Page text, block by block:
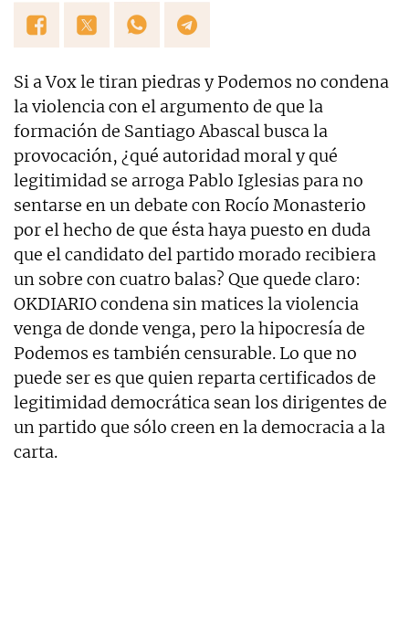
Si a Vox le tiran piedras y Podemos no condena
la violencia con el argumento de que la
formación de Santiago Abascal busca la
provocación, ¿qué autoridad moral y qué
legitimidad se arroga Pablo Iglesias para no
sentarse en un debate con Rocío Monasterio
por el hecho de que ésta haya puesto en duda
que el candidato del partido morado recibiera
un sobre con cuatro balas? Que quede claro:
OKDIARIO condena sin matices la violencia
venga de donde venga, pero la hipocresía de
Podemos es también censurable. Lo que no
puede ser es que quien reparta certificados de
legitimidad democrática sean los dirigentes de
un partido que sólo creen en la democracia a la
carta.